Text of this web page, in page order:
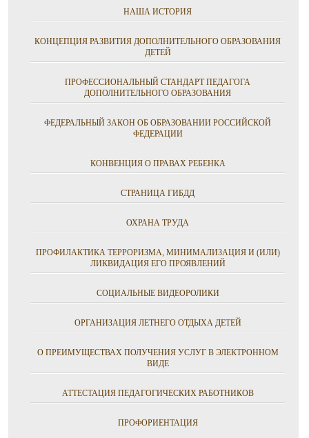
НАША ИСТОРИЯ
КОНЦЕПЦИЯ РАЗВИТИЯ ДОПОЛНИТЕЛЬНОГО ОБРАЗОВАНИЯ
ДЕТЕЙ
ПРОФЕССИОНАЛЬНЫЙ СТАНДАРТ ПЕДАГОГА
ДОПОЛНИТЕЛЬНОГО ОБРАЗОВАНИЯ
ФЕДЕРАЛЬНЫЙ ЗАКОН ОБ ОБРАЗОВАНИИ РОССИЙСКОЙ
ФЕДЕРАЦИИ
КОНВЕНЦИЯ О ПРАВАХ РЕБЕНКА
СТРАНИЦА ГИБДД
ОХРАНА ТРУДА
ПРОФИЛАКТИКА ТЕРРОРИЗМА, МИНИМАЛИЗАЦИЯ И (ИЛИ)
ЛИКВИДАЦИЯ ЕГО ПРОЯВЛЕНИЙ
СОЦИАЛЬНЫЕ ВИДЕОРОЛИКИ
ОРГАНИЗАЦИЯ ЛЕТНЕГО ОТДЫХА ДЕТЕЙ
О ПРЕИМУЩЕСТВАХ ПОЛУЧЕНИЯ УСЛУГ В ЭЛЕКТРОННОМ
ВИДЕ
АТТЕСТАЦИЯ ПЕДАГОГИЧЕСКИХ РАБОТНИКОВ
ПРОФОРИЕНТАЦИЯ